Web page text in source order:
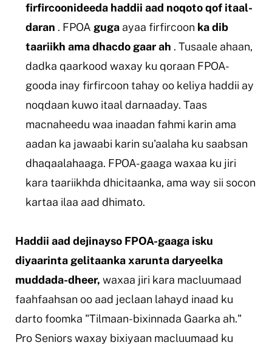
firfircoonideeda haddii aad noqoto qof itaal-
daran . FPOA gugaayaa firfircoon ka dib
taariikh ama dhacdo gaar ah . Tusaale ahaan,
dadka qaarkood waxay ku qoraan FPOA-
gooda inay firfircoon tahay oo keliya haddii ay
noqdaan kuwo itaal darnaaday. Taas
macnaheedu waa inaadan fahmi karin ama
aadan ka jawaabi karin su'aalaha ku saabsan
dhaqaalahaaga. FPOA-gaaga waxaa ku jiri
kara taariikhda dhicitaanka, ama way sii socon
kartaa ilaa aad dhimato.
Haddii aad dejinayso FPOA-gaaga isku
diyaarinta gelitaanka xarunta daryeelka
muddada-dheer, waxaa jiri kara macluumaad
faahfaahsan oo aad jeclaan lahayd inaad ku
darto foomka "Tilmaan-bixinnada Gaarka ah."
Pro Seniors waxay bixiyaan macluumaad ku